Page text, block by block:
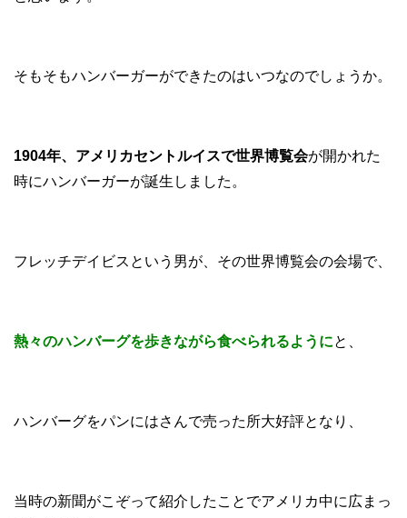
そもそもハンバーガーができたのはいつなのでしょうか。
1904年、アメリカセントルイスで世界博覧会が開かれた
時にハンバーガーが誕生しました。
フレッチデイビスという男が、その世界博覧会の会場で、
熱々のハンバーグを歩きながら食べられるようにと、
ハンバーグをパンにはさんで売った所大好評となり、
当時の新聞がこぞって紹介したことでアメリカ中に広まっ